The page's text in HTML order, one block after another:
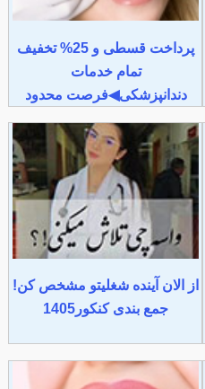
پرداخت قسطی و 25% تخفیف
تمام خدمات
دندانپزشکی◀فرصت محدود
از الان آینده شغلیتو مشخص کن!
جمع بندی کنکور1405